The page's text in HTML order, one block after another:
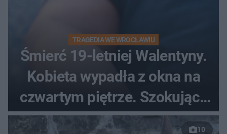
TRAGEDIA WE WROCŁAWIU
Śmierć 19-letniej Walentyny.
Kobieta wypadła z okna na
czwartym piętrze. Szokujące
nagranie trafiło do sieci
10